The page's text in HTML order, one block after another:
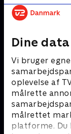
Dine
Vi bruger
oplevelse af
målrette
målrettet
platforme. Du
Gurli Gris
Børneserier • 4